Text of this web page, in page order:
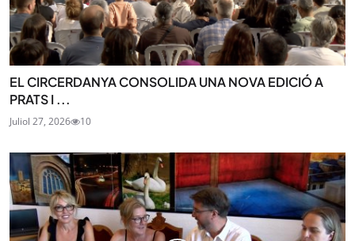
EL CIRCERDANYA CONSOLIDA UNA NOVA EDICIÓ A
PRATS I ...
Juliol 27, 2026 10